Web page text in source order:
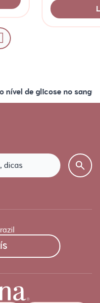
nível de glicose no